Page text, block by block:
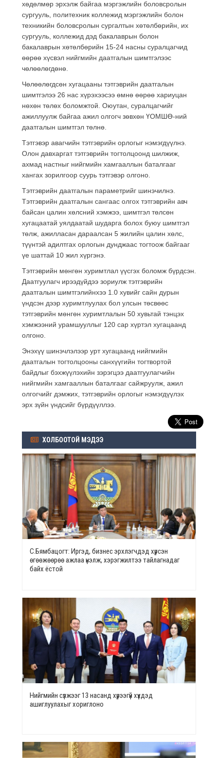
хөдөлмөр эрхэлж байгаа мэргэжлийн боловсролын
сургууль, политехник коллежид мэргэжлийн болон
техникийн боловсролын сургалтын хөтөлбөрийн, их
сургууль, коллежид дэд бакалаврын болон
бакалаврын хөтөлбөрийн 15-24 насны суралцагчид
өөрөө хүсвэл нийгмийн даатгалын шимтгэлээс
чөлөөлөгдөнө.
Чөлөөлөгдсөн хугацааны тэтгэврийн даатгалын
шимтгэлээ 26 нас хүрэхээсээ өмнө өөрөө хариуцан
нөхөн төлөх боломжтой. Оюутан, суралцагчийг
ажиллуулж байгаа ажил олгогч зөвхөн ҮОМШӨ-ний
даатгалын шимтгэл төлнө.
Тэтгэвэр авагчийн тэтгэврийн орлогыг нэмэгдүүлнэ.
Олон давхаргат тэтгэврийн тогтолцоонд шилжиж,
ахмад настныг нийгмийн хамгааллын баталгааг
хангах зорилгоор суурь тэтгэвэр олгоно.
Тэтгэврийн даатгалын параметрийг шинэчилнэ.
Тэтгэврийн даатгалын сангаас олгох тэтгэврийн авч
байсан цалин хөлсний хэмжээ, шимтгэл төлсөн
хугацаатай уялдаатай шударга болох буюу шимтгэл
төлж, ажилласан дараалсан 5 жилийн цалин хөлс,
түүнтэй адилтгах орлогын дунджаас тогтоож байгааг
үе шаттай 10 жил хүргэнэ.
Тэтгэврийн мөнгөн хуримтлал үүсгэх боломж бүрдсэн.
Даатгуулагч ирээдүйдээ зориулж тэтгэврийн
даатгалын шимтгэлийнхээ 1.0 хувийг сайн дурын
үндсэн дээр хуримтлуулах бол улсын төсвөөс
тэтгэврийн мөнгөн хуримтлалын 50 хувьтай тэнцэх
хэмжээний урамшууллыг 120 сар хүртэл хугацаанд
олгоно.
Энэхүү шинэчлэлээр урт хугацаанд нийгмийн
даатгалын тогтолцооны санхүүгийн тогтвортой
байдлыг бэхжүүлэхийн зэрэгцээ даатгуулагчийн
нийгмийн хамгааллын баталгааг сайжруулж, ажил
олгогчийг дэмжих, тэтгэврийн орлогыг нэмэгдүүлэх
эрх зүйн үндсийг бүрдүүллээ.
ХОЛБООТОЙ МЭДЭЭ
С.Бямбацогт: Иргэд, бизнес эрхлэгчдэд хүрсэн
өгөөжөөрөө ажлаа үнэлж, хэрэгжилтээ тайлагнадаг
байх ёстой
Нийгмийн сүлжээг 13 насанд хүрээгүй хүүхдэд
ашиглуулахыг хориглоно